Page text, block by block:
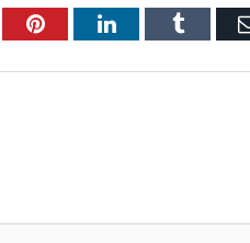
PinterestLinkedInTumblr